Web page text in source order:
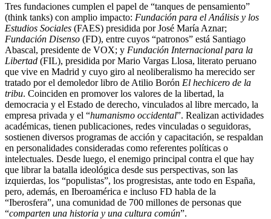
Tres fundaciones cumplen el papel de “tanques de pensamiento”
(think tanks) con amplio impacto: Fundación para el Análisis y los
Estudios Sociales (FAES) presidida por José María Aznar;
Fundación Disenso (FD), entre cuyos “patronos” está Santiago
Abascal, presidente de VOX; y Fundación Internacional para la
Libertad (FIL), presidida por Mario Vargas Llosa, literato peruano
que vive en Madrid y cuyo giro al neoliberalismo ha merecido ser
tratado por el demoledor libro de Atilio Borón El hechicero de la
tribu. Coinciden en promover los valores de la libertad, la
democracia y el Estado de derecho, vinculados al libre mercado, la
empresa privada y el “humanismo occidental”. Realizan actividades
académicas, tienen publicaciones, redes vinculadas o seguidoras,
sostienen diversos programas de acción y capacitación, se respaldan
en personalidades consideradas como referentes políticas o
intelectuales. Desde luego, el enemigo principal contra el que hay
que librar la batalla ideológica desde sus perspectivas, son las
izquierdas, los “populistas”, los progresistas, ante todo en España,
pero, además, en Iberoamérica e incluso FD habla de la
“Iberosfera”, una comunidad de 700 millones de personas que
“comparten una historia y una cultura común”.